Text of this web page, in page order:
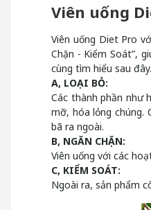
Viên uống
Viên uống Diet Pro
Chặn - Kiểm Soát”,
cùng tìm hiểu sau đây.
A, LOẠI BỎ:
Các thành phần như
mỡ, hóa lỏng chúng.
bã ra ngoài.
B, NGĂN CHẶN:
Viên uống với các
C, KIỂM SOÁT:
Ngoài ra, sản phẩm